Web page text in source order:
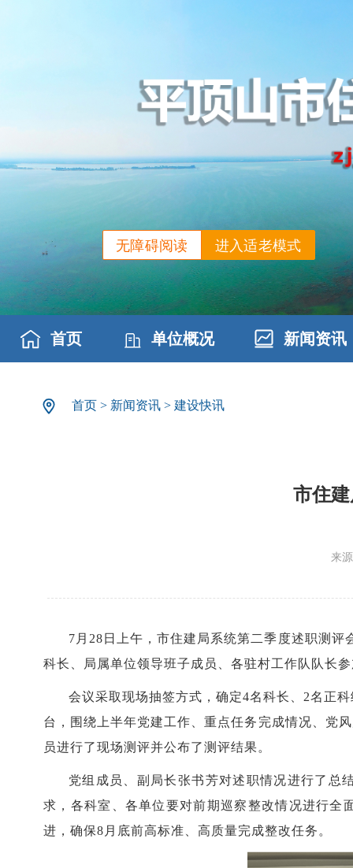
进入适老模式
无障碍阅读
首页 单位概况 新闻资讯
首页 > 新闻资讯 > 建设快讯
市住
来
7月28日上午，市住建局系统第二季度述职测
科长、局属单位领导班子成员、各驻村工作队队长
会议采取现场抽签方式，确定4名科长、2名正
台，围绕上半年党建工作、重点任务完成情况、党
员进行了现场测评并公布了测评结果。
党组成员、副局长张书芳对述职情况进行了总
求，各科室、各单位要对前期巡察整改情况进行全
进，确保8月底前高标准、高质量完成整改任务。